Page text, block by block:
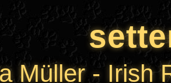
Müller - Irish